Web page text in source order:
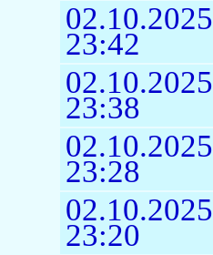
02.10.2025
23:42
02.10.2025
23:38
02.10.2025
23:28
02.10.2025
23:20